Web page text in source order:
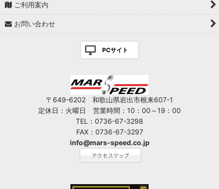
ご利用案内
お問い合わせ
PCサイト
〒649-6202 和歌山県岩出市根来607-1
定休日：火曜日 営業時間：10：00～19：00
TEL：0736-67-3298
FAX：0736-67-3297
info@mars-speed.co.jp